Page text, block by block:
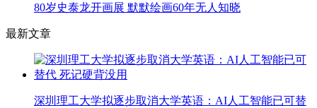
80岁史泰龙开画展 默默绘画60年无人知晓
最新文章
深圳理工大学拟逐步取消大学英语：AI人工智能已可替